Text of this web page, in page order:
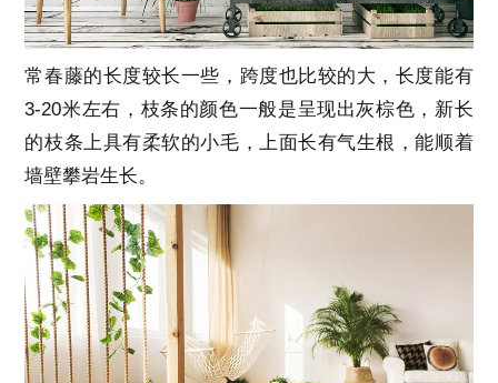
常春藤的长度较长一些，跨度也比较的大，长度能有
3-20米左右，枝条的颜色一般是呈现出灰棕色，新长
的枝条上具有柔软的小毛，上面长有气生根，能顺着
墙壁攀岩生长。